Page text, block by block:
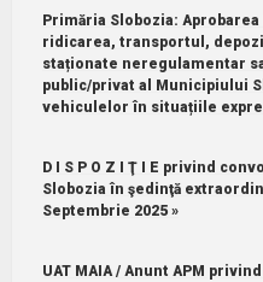
Primăria Slobozia:
ridicarea, transportul,
staționate neregulamentar
public/privat al Municipiului
vehiculelor în situațiile
D I S P O Z I Ţ I E privind
Slobozia în şedinţă
Septembrie 2025 »
UAT MAIA / Anunt APM